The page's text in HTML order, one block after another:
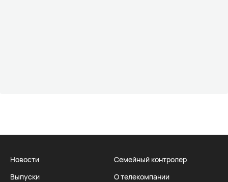
Новости
Выпуски
Семейный контролер
О телекомпании